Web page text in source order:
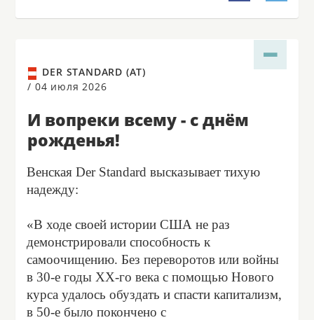
DER STANDARD (AT)
/ 04 июля 2026
И вопреки всему - с днём
рожденья!
Венская Der Standard высказывает тихую
надежду:
«В ходе своей истории США не раз
демонстрировали способность к
самоочищению. Без переворотов или войны
в 30-е годы ХХ-го века с помощью Нового
курса удалось обуздать и спасти капитализм,
в 50-е было покончено с